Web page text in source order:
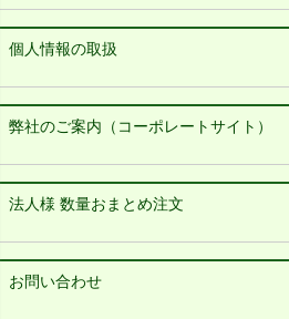
個人情報の取扱
弊社のご案内（コーポレートサイト）
法人様 数量おまとめ注文
お問い合わせ